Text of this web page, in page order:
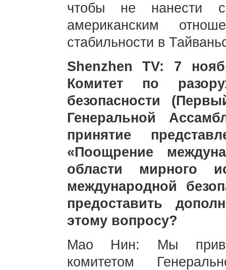
чтобы не нанести
американским
стабильности в
Shenzhen TV: 7
Комитет по
безопасности
Генеральной
принятие
«Поощрение
области мирного
международной
предоставить
этому вопросу?
Мао Нин: Мы
комитетом